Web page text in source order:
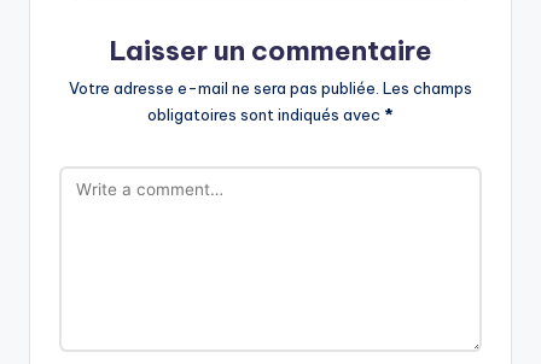
Laisser un commentaire
Votre adresse e-mail ne sera pas publiée. Les champs
obligatoires sont indiqués avec *